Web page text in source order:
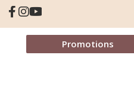
Promotions